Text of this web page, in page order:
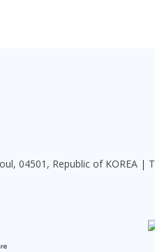
04501, Republic of KOREA